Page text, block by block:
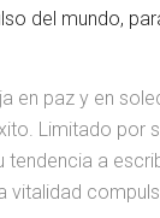
del mundo,
en paz y en
Limitado por
a